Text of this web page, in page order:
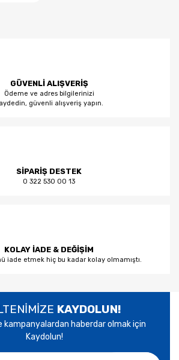
GÜVENLİ ALIŞVERİŞ
Ödeme ve adres bilgilerinizi
güvenli alışveriş yapın.
SİPARİŞ DESTEK
0 322 530 00 13
KOLAY İADE & DEĞİŞİM
iade etmek hiç bu kadar kolay olmamıştı.
KAYDOLUN!
kampanyalardan haberdar olmak için
Kaydolun!